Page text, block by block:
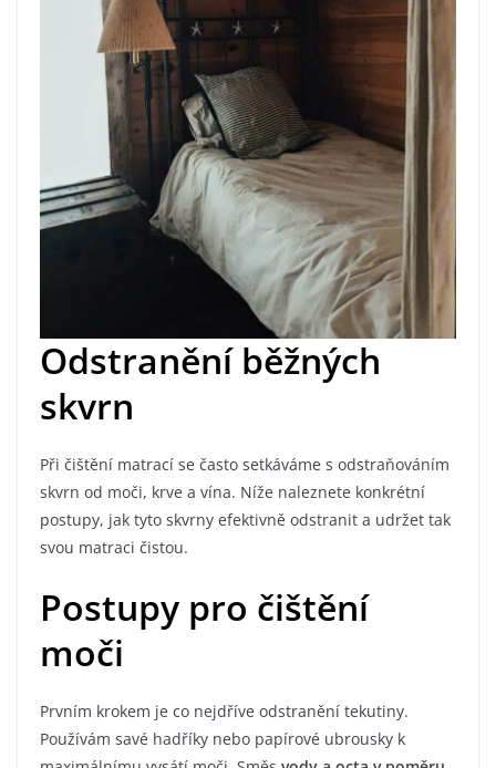
Odstranění běžných
skvrn
Při čištění matrací se často setkáváme s odstraňováním
skvrn od moči, krve a vína. Níže naleznete konkrétní
postupy, jak tyto skvrny efektivně odstranit a udržet tak
svou matraci čistou.
Postupy pro čištění
moči
Prvním krokem je co nejdříve odstranění tekutiny.
Používám savé hadříky nebo papírové ubrousky k